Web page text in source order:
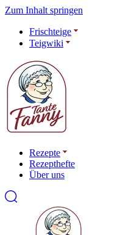
Zum Inhalt springen
Frischteige
Teigwiki
Rezepte
Rezepthefte
Über uns